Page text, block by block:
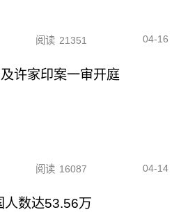
阅读 21351 04-16
许家印案一审开庭
阅读 16087 04-14
人数达53.56万